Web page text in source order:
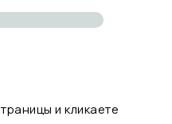
и кликаете